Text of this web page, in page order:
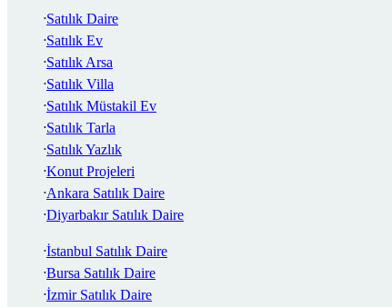
Satılık Daire
Satılık Ev
Satılık Arsa
Satılık Villa
Satılık Müstakil Ev
Satılık Tarla
Satılık Yazlık
Konut Projeleri
Ankara Satılık Daire
Diyarbakır Satılık Daire
İstanbul Satılık Daire
Bursa Satılık Daire
İzmir Satılık Daire